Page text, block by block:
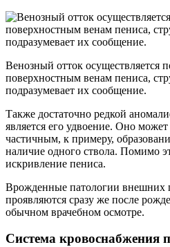
Венозный отток осуществляется
поверхностным венам пениса,
подразумевает их сообщение.
Также достаточно редкой
является его удвоение. Оно
частичным, к примеру,
наличие одного ствола. Помимо
искривление пениса.
Врожденные патологии внешних
проявляются сразу же после
обычном врачебном осмотре.
Система кровоснабжения